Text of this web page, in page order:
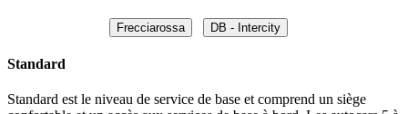
Frecciarossa DB - Intercity
Standard
Standard est le niveau de service de base et comprend un siège